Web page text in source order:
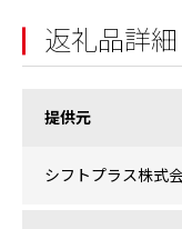
返礼品詳細
提供元
シフトプラス株式